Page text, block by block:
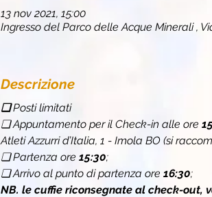
13 nov 2021, 15:00
Ingresso del Parco delle Acque Minerali ,
Descrizione
❏ Posti limitati
❏ Appuntamento per il Check-in alle ore
Atleti Azzurri d’Italia, 1 - Imola BO (si
❏ Partenza ore 15:30;
❏ Arrivo al punto di partenza ore 16:30;
NB. le cuffie riconsegnate al check-out,